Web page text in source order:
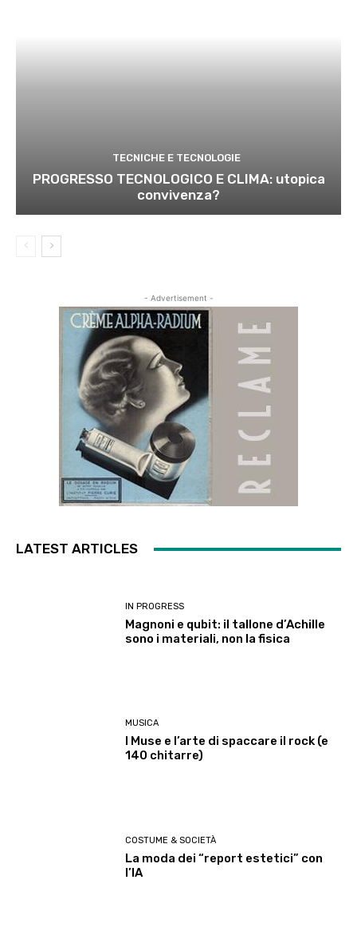
TECNICHE E TECNOLOGIE
PROGRESSO TECNOLOGICO E CLIMA: utopica
convivenza?
- Advertisement -
LATEST ARTICLES
IN PROGRESS
Magnoni e qubit: il tallone d’Achille
sono i materiali, non la fisica
MUSICA
I Muse e l’arte di spaccare il rock (e
140 chitarre)
COSTUME & SOCIETÀ
La moda dei “report estetici” con
l’IA